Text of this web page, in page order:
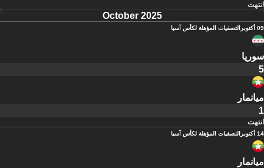
انتهت
October 2025
09 أكتوبر التصفيات المؤهلة لكأس آسيا
سوريا
5
ميانمار
1
انتهت
14 أكتوبر التصفيات المؤهلة لكأس آسيا
ميانمار